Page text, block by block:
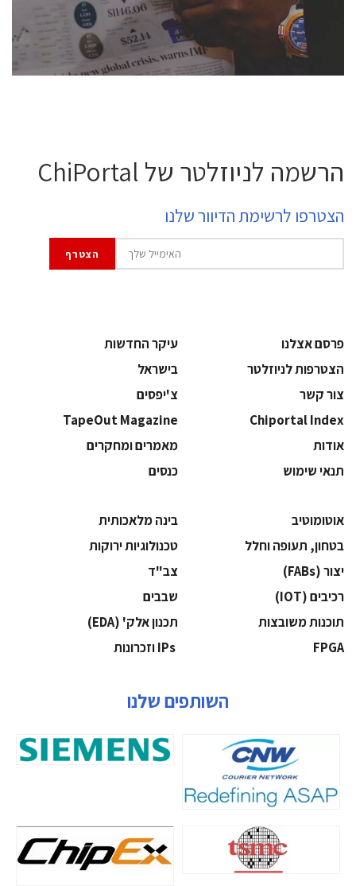
לחץ לפרטים
הרשמה לניוזלטר של ChiPortal
הצטרפו לרשימת הדיוור שלנו
פרסם אצלנו
עיקר החדשות
הצטרפות לניוזלטר
בישראל
צור קשר
צ'יפסים
Chiportal Index
TapeOut Magazine
אודות
מאמרים ומחקרים
תנאי שימוש
כנסים
אוטומוטיב
בינה מלאכותית
בטחון, תעופה וחלל
‫טכנולוגיות ירוקות‬
‫יצור (‪(FABs‬‬
‫צב"ד‬
‫רכיבים‬ (IOT)
‫שבבים‬
‫תוכנות משובצות‬
‫תכנון אלק' (‪(EDA‬‬
‫‪FPGA‬‬
השותפים שלנו